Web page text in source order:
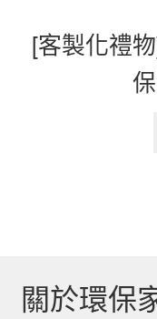
[客製化禮
關於環保